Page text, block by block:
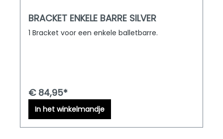
BRACKET ENKELE BARRE SILVER
1 Bracket voor een enkele balletbarre.
€ 84,95*
In het winkelmandje